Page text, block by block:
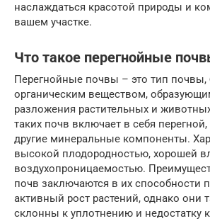
наслаждаться красотой природы и
вашем участке.
Что такое перегнойные
Перегнойные почвы – это тип почвы,
органическим веществом,
разложения растительных и
таких почв включает в себя перегной,
другие минеральные компоненты.
высокой плодородностью, хорошей
воздухопроницаемостью.
почв заключаются в их способности
активный рост растений, однако они
склонны к уплотнению и недостатку